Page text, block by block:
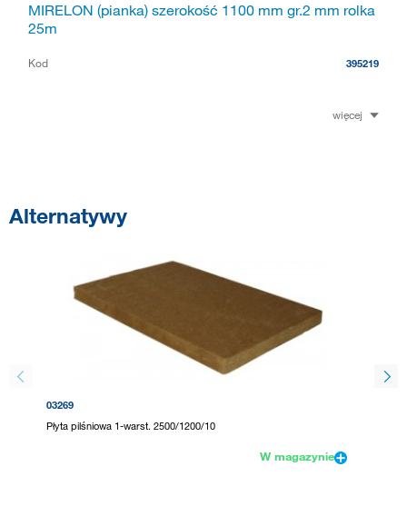
MIRELON (pianka) szerokość 1100 mm gr.2 mm rolka
25m
Kod 395219
więcej
Alternatywy
03269
Płyta pilśniowa 1-warst. 2500/1200/10
W magazynie